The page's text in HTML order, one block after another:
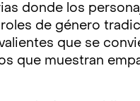
donde los
de género
que se
que muestran